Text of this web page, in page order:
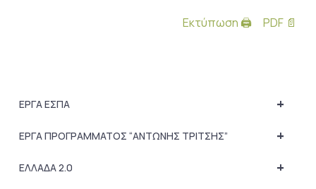
Εκτύπωση 🖨
PDF 📄
+
ΕΡΓΑ ΕΣΠΑ
+
ΕΡΓΑ ΠΡΟΓΡΑΜΜΑΤΟΣ “ΑΝΤΩΝΗΣ ΤΡΙΤΣΗΣ”
+
ΕΛΛΑΔΑ 2.0